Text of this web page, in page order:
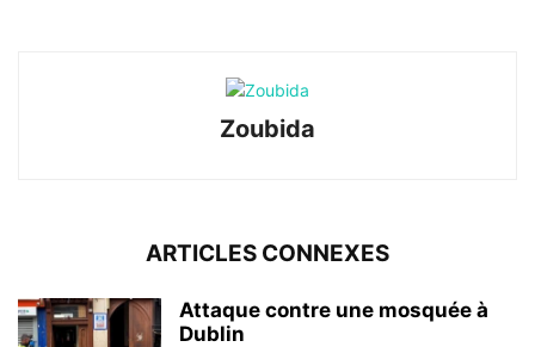
Zoubida
ARTICLES CONNEXES
Attaque contre une mosquée à
Dublin